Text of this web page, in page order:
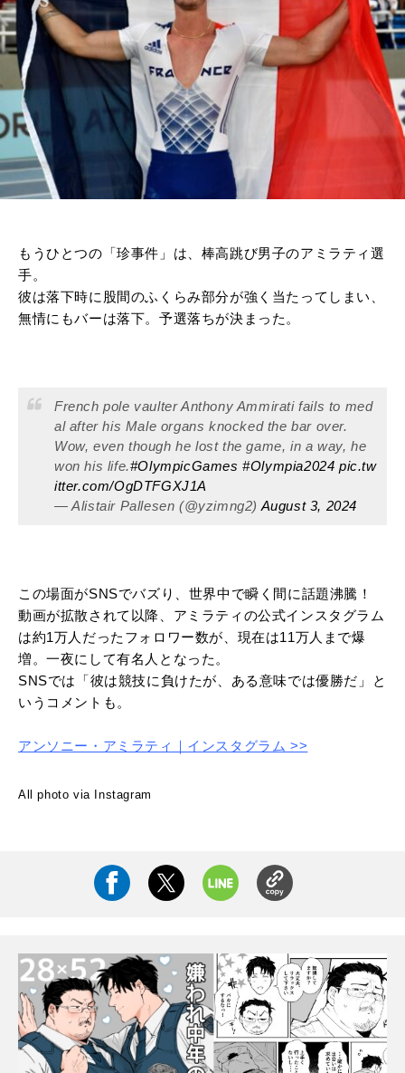
もうひとつの「珍事件」は、棒高跳び男子のアミラティ選
手。
彼は落下時に股間のふくらみ部分が強く当たってしまい、
無情にもバーは落下。予選落ちが決まった。
French pole vaulter Anthony Ammirati fails to med
al after his Male organs knocked the bar over.
Wow, even though he lost the game, in a way, he
won his life.#OlympicGames #Olympia2024 pic.tw
itter.com/OgDTFGXJ1A
— Alistair Pallesen (@yzimng2) August 3, 2024
この場面がSNSでバズり、世界中で瞬く間に話題沸騰！
動画が拡散されて以降、アミラティの公式インスタグラム
は約1万人だったフォロワー数が、現在は11万人まで爆
増。一夜にして有名人となった。
SNSでは「彼は競技に負けたが、ある意味では優勝だ」と
いうコメントも。
アンソニー・アミラティ｜インスタグラム >>
All photo via Instagram